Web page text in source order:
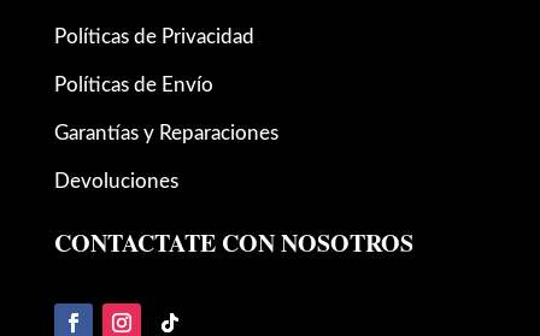
Políticas de Privacidad
Políticas de Envío
Garantías y Reparaciones
Devoluciones
CONTACTATE CON NOSOTROS